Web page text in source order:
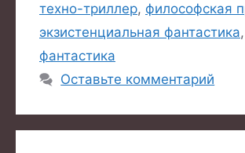
техно-триллер, философская
экзистенциальная фантастика,
фантастика
Оставьте комментарий